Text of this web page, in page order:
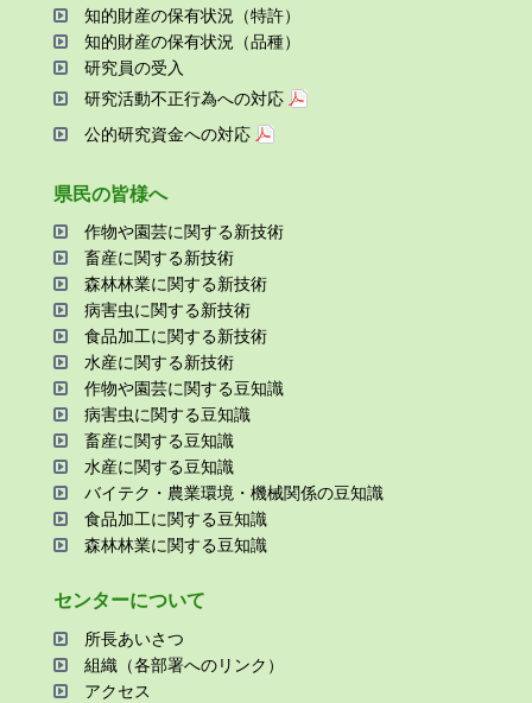
知的財産の保有状況（特許）
知的財産の保有状況（品種）
研究員の受⼊
研究活動不正⾏為への対応
公的研究資金への対応
県⺠の皆様へ
作物や園芸に関する新技術
畜産に関する新技術
森林林業に関する新技術
病害⾍に関する新技術
⾷品加⼯に関する新技術
⽔産に関する新技術
作物や園芸に関する⾖知識
病害⾍に関する⾖知識
畜産に関する⾖知識
⽔産に関する⾖知識
バイテク・農業環境・機械関係の⾖知識
⾷品加⼯に関する⾖知識
森林林業に関する⾖知識
センターについて
所⻑あいさつ
組織（各部署へのリンク）
アクセス